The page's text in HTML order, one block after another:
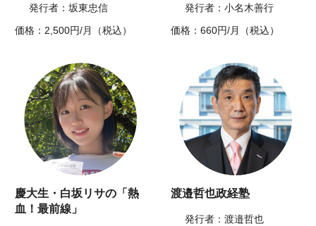
発行者：坂東忠信
価格：2,500円/月（税込）
発行者：小名木善行
価格：660円/月（税込）
慶大生・白坂リサの「熱
血！最前線」
渡邉哲也政経塾
発行者：渡邉哲也